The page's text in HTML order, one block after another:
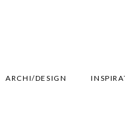
ARCHI/DESIGN